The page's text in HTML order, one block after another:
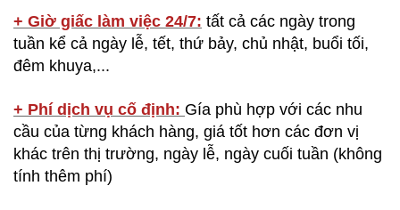
+ Giờ giấc làm việc 24/7: tất cả các ngày trong
tuần kể cả ngày lễ, tết, thứ bảy, chủ nhật, buổi tối,
đêm khuya,...
+ Phí dịch vụ cố định: Gía phù hợp với các nhu
cầu của từng khách hàng, giá tốt hơn các đơn vị
khác trên thị trường, ngày lễ, ngày cuối tuần (không
tính thêm phí)